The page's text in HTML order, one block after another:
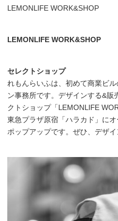
LEMONLIFE WORK&SHOP
LEMONLIFE WORK&SHOP
セレクトショップ
れもんらいふは、初めて商業ビ
ン事務所です。デザインする&販
クトショップ「LEMONLIFE
東急プラザ原宿「ハラカド」に
ポップアップです。ぜひ、デザイ